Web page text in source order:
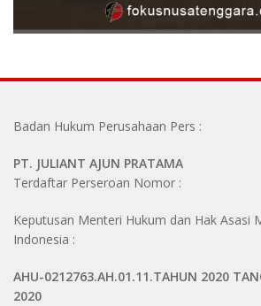
Badan Hukum Perusahaan Pers :
PT. JULIANT AJUN PRATAMA
Terdaftar Perseroan Nomor :
Keputusan Menteri Hukum dan Hak Asasi
Indonesia :
AHU-0212763.AH.01.11.TAHUN 2020
2020